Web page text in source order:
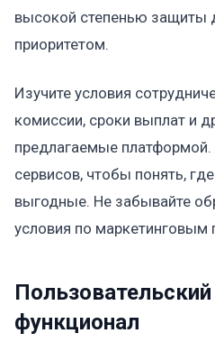
высокой степенью защиты
приоритетом.
Изучите условия
комиссии, сроки выплат и
предлагаемые платформой.
сервисов, чтобы понять,
выгодные. Не забывайте
условия по маркетинговым
функционал